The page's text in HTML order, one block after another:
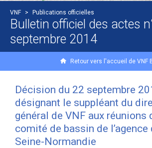
VNF > Publications officielles
Bulletin officiel des actes
septembre 2014
Retour vers l'accueil de VNF
Décision du 22 septembre
désignant le suppléant du
général de VNF aux réunions
comité de bassin de l’agence
Seine-Normandie